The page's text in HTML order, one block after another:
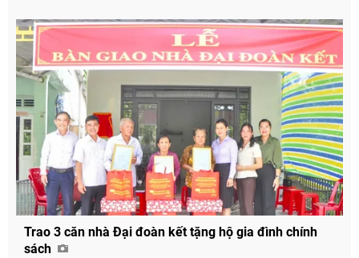
Trao 3 căn nhà Đại đoàn kết tặng hộ gia đình chính
sách